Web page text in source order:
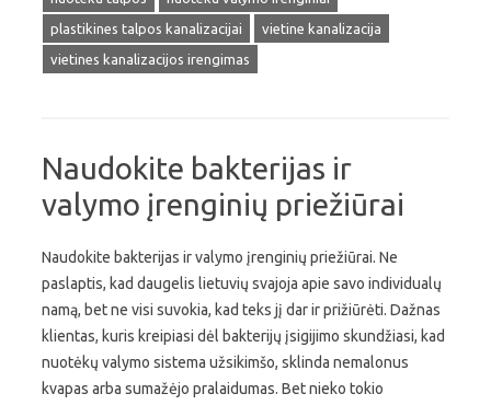
plastikines talpos kanalizacijai
vietine kanalizacija
vietines kanalizacijos irengimas
Naudokite bakterijas ir
valymo įrenginių priežiūrai
Naudokite bakterijas ir valymo įrenginių priežiūrai. Ne
paslaptis, kad daugelis lietuvių svajoja apie savo individualų
namą, bet ne visi suvokia, kad teks jį dar ir prižiūrėti. Dažnas
klientas, kuris kreipiasi dėl bakterijų įsigijimo skundžiasi, kad
nuotėkų valymo sistema užsikimšo, sklinda nemalonus
kvapas arba sumažėjo pralaidumas. Bet nieko tokio